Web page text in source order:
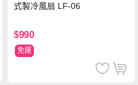
式製冷風扇 LF-06
$990
免運